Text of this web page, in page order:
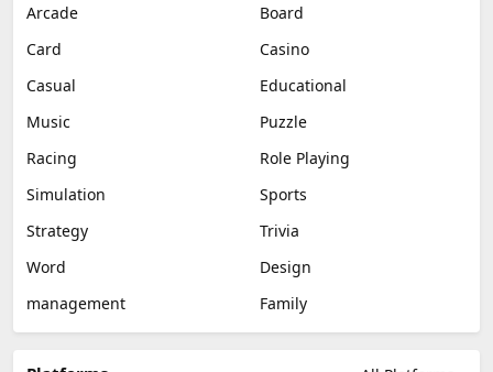
Arcade
Board
Card
Casino
Casual
Educational
Music
Puzzle
Racing
Role Playing
Simulation
Sports
Strategy
Trivia
Word
Design
management
Family